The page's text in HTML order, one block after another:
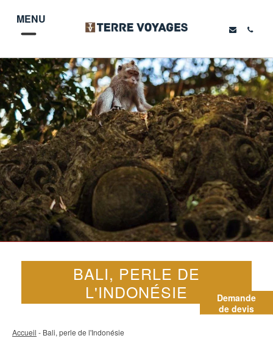
MENU
Demande
de devis
BALI, PERLE DE
L'INDONÉSIE
Accueil - Bali, perle de l'Indonésie